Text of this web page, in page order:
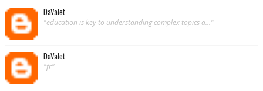
DaValet
"education is key to understanding complex topics a..."
DaValet
"fr"